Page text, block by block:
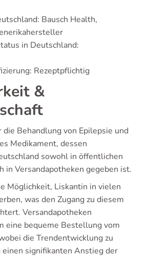
Bausch Health,
in Deutschland:
Rezeptpflichtig
&
Behandlung von Epilepsie und
Medikament, dessen
sowohl in öffentlichen
in Versandapotheken gegeben ist.
Möglichkeit, Liskantin in vielen
was den Zugang zu diesem
Versandapotheken
eine bequeme Bestellung vom
die Trendentwicklung zu
signifikanten Anstieg der